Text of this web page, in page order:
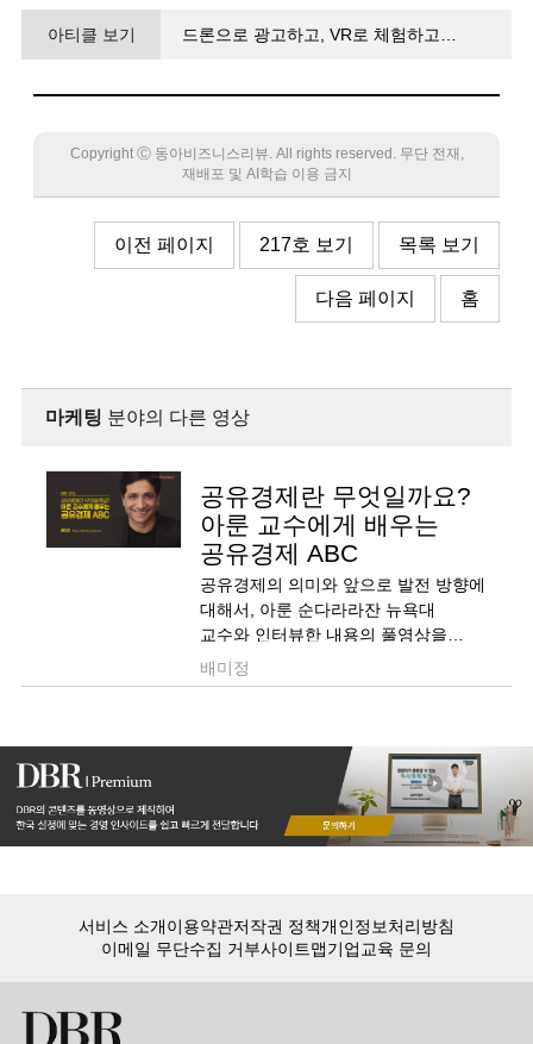
아티클 보기
드론으로 광고하고, VR로 체험하고…
Copyright Ⓒ 동아비즈니스리뷰. All rights reserved. 무단 전재,
재배포 및 AI학습 이용 금지
이전 페이지 217호 보기 목록 보기
다음 페이지 홈
마케팅 분야의 다른 영상
공유경제란 무엇일까요?
아룬 교수에게 배우는
공유경제 ABC
공유경제의 의미와 앞으로 발전 방향에
대해서, 아룬 순다라라잔 뉴욕대
교수와 인터뷰한 내용의 풀영상을
공개한다.
배미정
서비스 소개이용약관저작권 정책개인정보처리방침
이메일 무단수집 거부사이트맵기업교육 문의